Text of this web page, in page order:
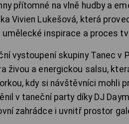
přítomné na vlně hudby a
Vivien Lukešová, která
umělecké inspirace a proces
vystoupení skupiny Tanec v
živou a energickou salsu,
kdy si návštěvníci mohli
v taneční party díky DJ
zahrádce i uvnitř prostor